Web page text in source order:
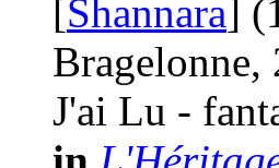
[Shannara]
Bragelonne,
J'ai Lu -